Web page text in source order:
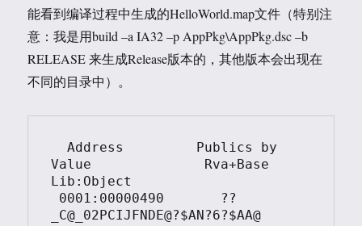
能看到编译过程中生成的HelloWorld.map文件（特别注
意：我是用build –a IA32 –p AppPkg\AppPkg.dsc –b
RELEASE 来生成Release版本的，其他版本会出现在
不同的目录中）。
  Address         Publics by
Value              Rva+Base
Lib:Object
_C@_02PCIJFNDE@?$AN?6?$AA@